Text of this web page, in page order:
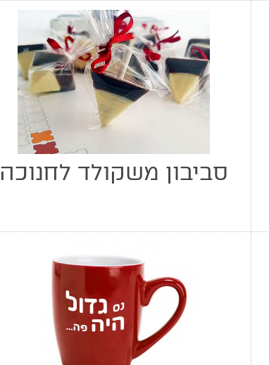
סביבון משקולד לחנוכה